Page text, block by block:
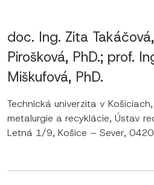
doc. Ing. Zita
Pirošková, PhD.; prof.
Miškufová, PhD.
Technická univerzita v
metalurgie a recyklácie, Ústav
Letná 1/9, Košice – Sever,